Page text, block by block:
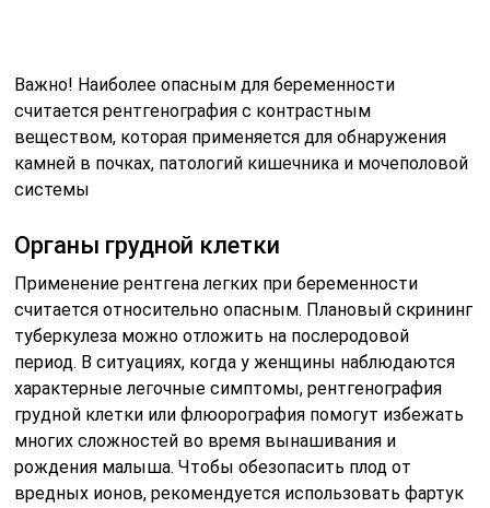
Важно! Наиболее опасным для беременности
считается рентгенография с контрастным
веществом, которая применяется для обнаружения
камней в почках, патологий кишечника и мочеполовой
системы
Органы грудной клетки
Применение рентгена легких при беременности
считается относительно опасным. Плановый скрининг
туберкулеза можно отложить на послеродовой
период. В ситуациях, когда у женщины наблюдаются
характерные легочные симптомы, рентгенография
грудной клетки или флюорография помогут избежать
многих сложностей во время вынашивания и
рождения малыша. Чтобы обезопасить плод от
вредных ионов, рекомендуется использовать фартук